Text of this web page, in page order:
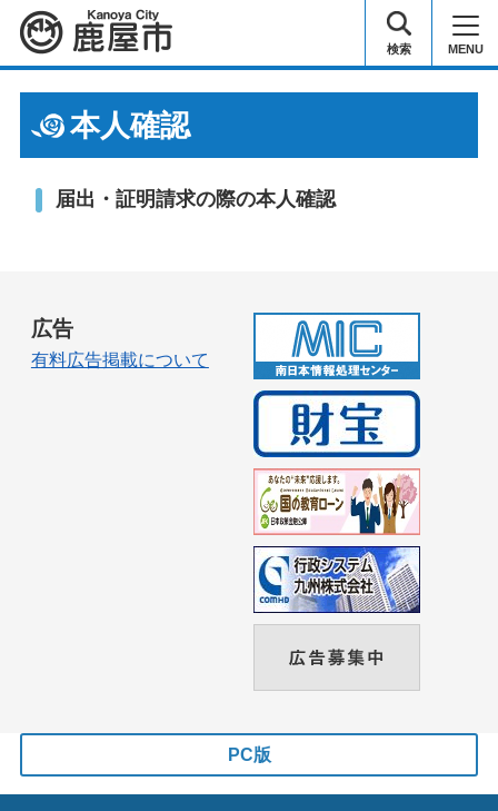
鹿屋市 検索 MENU
本人確認
届出・証明請求の際の本人確認
広告
有料広告掲載について
PC版